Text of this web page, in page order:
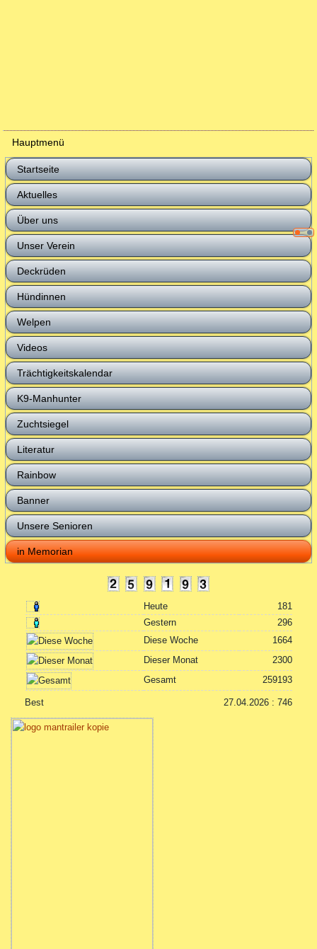
Hauptmenü
Startseite
Aktuelles
Über uns
Unser Verein
Deckrüden
Hündinnen
Welpen
Videos
Trächtigkeitskalendar
K9-Manhunter
Zuchtsiegel
Literatur
Rainbow
Banner
Unsere Senioren
in Memorian
Heute
181
Gestern
296
Diese Woche
1664
Dieser Monat
2300
Gesamt
259193
Best 27.04.2026 : 746